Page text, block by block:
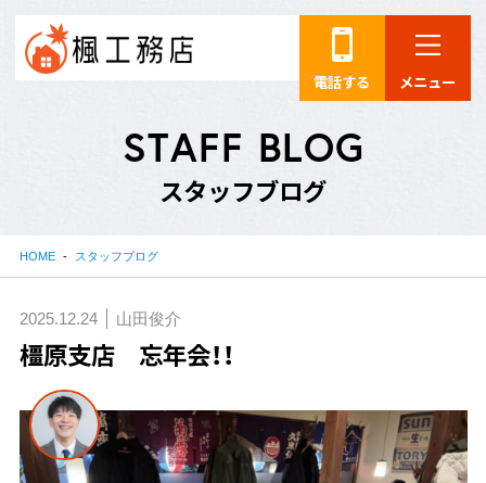
電話する メニュー
STAFF BLOG
スタッフブログ
HOME スタッフブログ
2025.12.24 山田俊介
橿原支店 忘年会！！